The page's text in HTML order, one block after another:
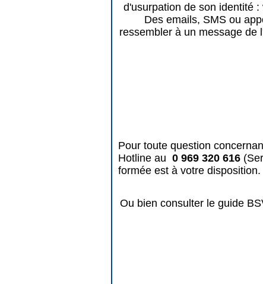
d'usurpation de son identité
Des emails, SMS ou
ressembler à un message de
Pour toute question
Hotline au 0 969 320 616
formée est à votre disposition.
Ou bien consulter le guide